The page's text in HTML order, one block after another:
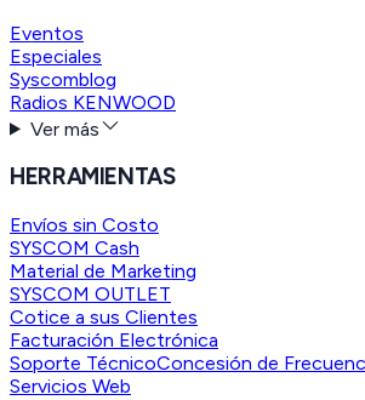
Eventos
Especiales
Syscomblog
Radios KENWOOD
Ver más
HERRAMIENTAS
Envíos sin Costo
SYSCOM Cash
Material de Marketing
SYSCOM OUTLET
Cotice a sus Clientes
Facturación Electrónica
Soporte TécnicoConcesión de
Servicios Web